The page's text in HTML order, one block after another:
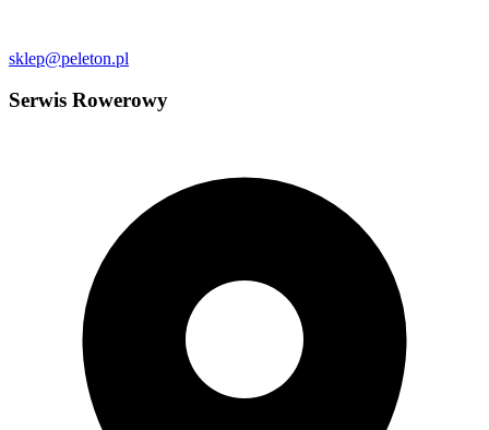
sklep@peleton.pl
Serwis Rowerowy